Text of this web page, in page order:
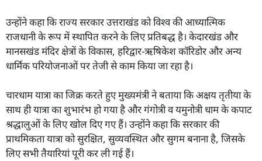
उन्होंने कहा कि राज्य सरकार उत्तराखंड को विश्व की आध्यात्मिक
राजधानी के रूप में स्थापित करने के लिए प्रतिबद्ध है। केदारखंड और
मानसखंड मंदिर क्षेत्रों के विकास, हरिद्वार-ऋषिकेश कॉरिडोर और अन्य
धार्मिक परियोजनाओं पर तेजी से काम किया जा रहा है।
चारधाम यात्रा का जिक्र करते हुए मुख्यमंत्री ने बताया कि अक्षय तृतीया के
साथ ही यात्रा का शुभारंभ हो गया है और गंगोत्री व यमुनोत्री धाम के कपाट
श्रद्धालुओं के लिए खोल दिए गए हैं। उन्होंने कहा कि सरकार की
प्राथमिकता यात्रा को सुरक्षित, सुव्यवस्थित और सुगम बनाना है, जिसके
लिए सभी तैयारियां पूरी कर ली गई हैं।